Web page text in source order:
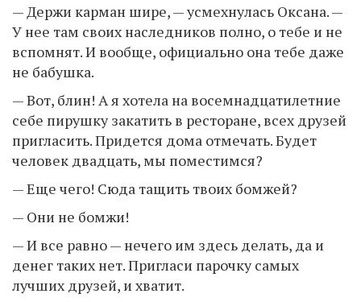
— Держи карман шире, — усмехнулась Оксана. —
У нее там своих наследников полно, о тебе и не
вспомнят. И вообще, официально она тебе даже
не бабушка.
— Вот, блин! А я хотела на восемнадцатилетние
себе пирушку закатить в ресторане, всех друзей
пригласить. Придется дома отмечать. Будет
человек двадцать, мы поместимся?
— Еще чего! Сюда тащить твоих бомжей?
— Они не бомжи!
— И все равно — нечего им здесь делать, да и
денег таких нет. Пригласи парочку самых
лучших друзей, и хватит.